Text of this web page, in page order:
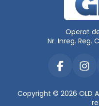
Operat de
Nr. Inreg. Reg.
Copyright © 2026 OLD